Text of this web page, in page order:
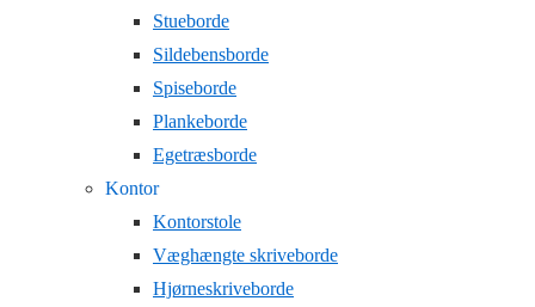
Stueborde
Sildebensborde
Spiseborde
Plankeborde
Egetræsborde
Kontor
Kontorstole
Væghængte skriveborde
Hjørneskriveborde